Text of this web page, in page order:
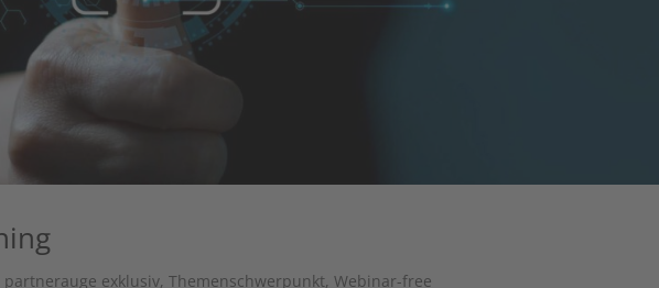
partnerauge exklusiv,Themenschwerpunkt,Webinar-free